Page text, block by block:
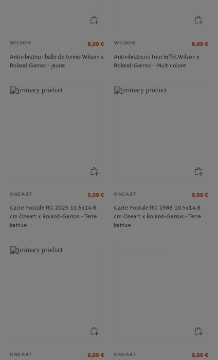
WILSON 8,00 €
Antivibrateur balle de tennis Wilson x
Roland Garros - jaune
WILSON 8,00 €
Antivibrateurs Tour Eiffel Wilson x
Roland-Garros - Multicolore
ONEART 3,00 €
Carte Postale RG 2025 10.5x14.8
cm Oneart x Roland-Garros - Terre
battue
ONEART 3,00 €
Carte Postale RG 1988 10.5x14.8
cm Oneart x Roland-Garros - Terre
battue
ONEART 3,00 € ONEART 3,00 €